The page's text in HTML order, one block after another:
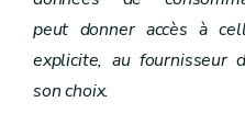
peut donner accès à
explicite, au fournisseur
son choix.